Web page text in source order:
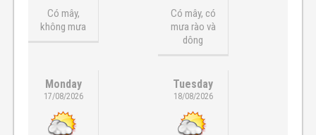
Có mây,
không mưa
Có mây, có
mưa rào và
dông
Monday
17/08/2026
Tuesday
18/08/2026